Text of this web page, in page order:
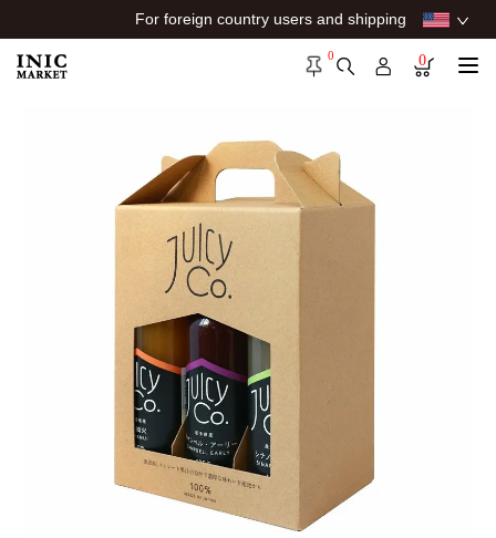
For foreign country users and shipping
0 0